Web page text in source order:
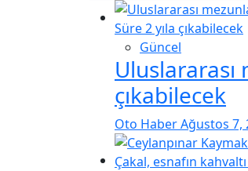
Güncel
Uluslararası
çıkabilecek
Oto HaberAğustos 7,